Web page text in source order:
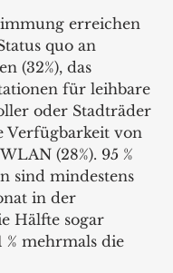
erreichen
quo an
(32%), das
für leihbare
oder Stadträder
Verfügbarkeit von
(28%). 95 %
sind mindestens
in der
Hälfte sogar
% mehrmals die